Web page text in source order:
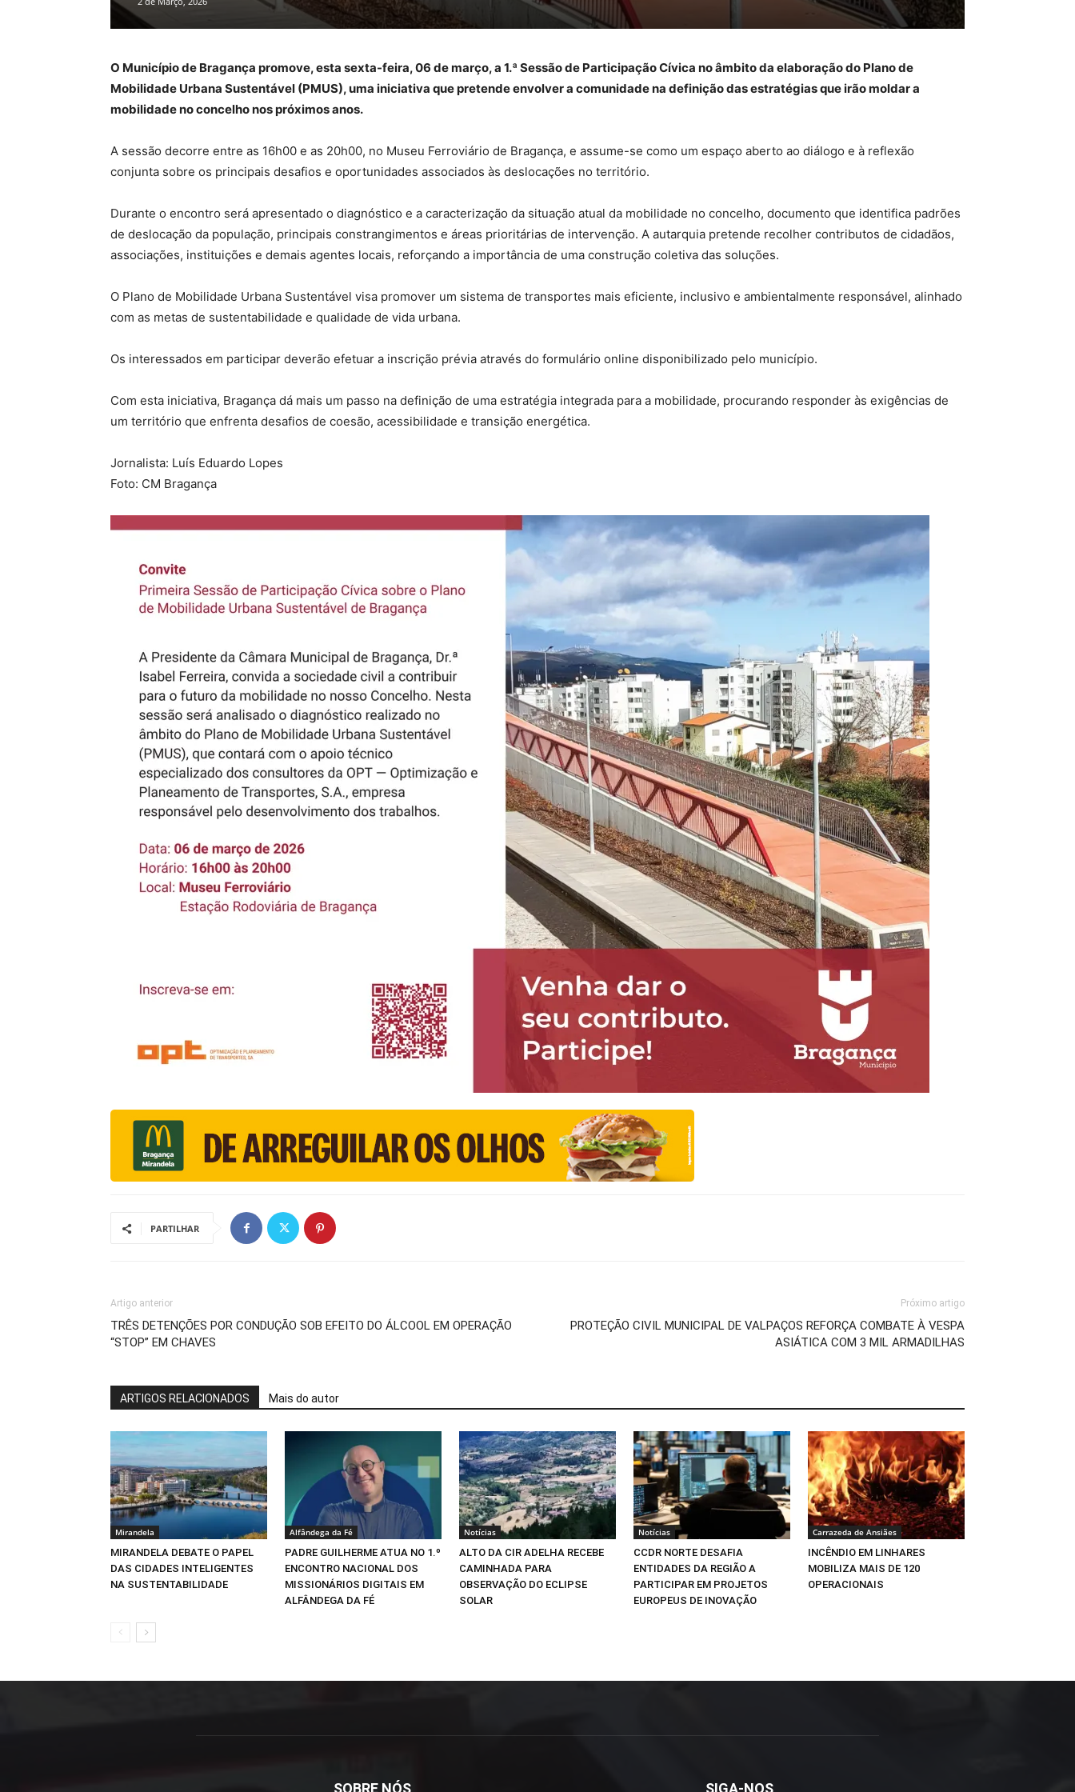
O Município de Bragança promove, esta sexta-feira, 06 de março, a 1.ª Sessão de Participação Cívica no âmbito da elaboração do Plano de
Mobilidade Urbana Sustentável (PMUS), uma iniciativa que pretende envolver a comunidade na definição das estratégias que irão moldar a
mobilidade no concelho nos próximos anos.
A sessão decorre entre as 16h00 e as 20h00, no Museu Ferroviário de Bragança, e assume-se como um espaço aberto ao diálogo e à reflexão
conjunta sobre os principais desafios e oportunidades associados às deslocações no território.
Durante o encontro será apresentado o diagnóstico e a caracterização da situação atual da mobilidade no concelho, documento que identifica padrões
de deslocação da população, principais constrangimentos e áreas prioritárias de intervenção. A autarquia pretende recolher contributos de cidadãos,
associações, instituições e demais agentes locais, reforçando a importância de uma construção coletiva das soluções.
O Plano de Mobilidade Urbana Sustentável visa promover um sistema de transportes mais eficiente, inclusivo e ambientalmente responsável, alinhado
com as metas de sustentabilidade e qualidade de vida urbana.
Os interessados em participar deverão efetuar a inscrição prévia através do formulário online disponibilizado pelo município.
Com esta iniciativa, Bragança dá mais um passo na definição de uma estratégia integrada para a mobilidade, procurando responder às exigências de
um território que enfrenta desafios de coesão, acessibilidade e transição energética.
Jornalista: Luís Eduardo Lopes
Foto: CM Bragança
PARTILHAR
Artigo anterior
TRÊS DETENÇÕES POR CONDUÇÃO SOB EFEITO DO ÁLCOOL EM OPERAÇÃO
“STOP” EM CHAVES
Próximo artigo
PROTEÇÃO CIVIL MUNICIPAL DE VALPAÇOS REFORÇA COMBATE À VESPA
ASIÁTICA COM 3 MIL ARMADILHAS
ARTIGOS RELACIONADOS Mais do autor
Mirandela
MIRANDELA DEBATE O PAPEL
DAS CIDADES INTELIGENTES
NA SUSTENTABILIDADE
Alfândega da Fé
PADRE GUILHERME ATUA NO 1.º
ENCONTRO NACIONAL DOS
MISSIONÁRIOS DIGITAIS EM
ALFÂNDEGA DA FÉ
Notícias
ALTO DA CIR ADELHA RECEBE
CAMINHADA PARA
OBSERVAÇÃO DO ECLIPSE
SOLAR
Notícias
CCDR NORTE DESAFIA
ENTIDADES DA REGIÃO A
PARTICIPAR EM PROJETOS
EUROPEUS DE INOVAÇÃO
Carrazeda de Ansiães
INCÊNDIO EM LINHARES
MOBILIZA MAIS DE 120
OPERACIONAIS